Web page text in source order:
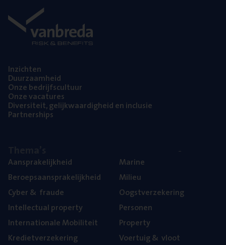
Inzich­ten
Duur­zaam­heid
Onze bedrijfs­cul­tuur
Onze vaca­tu­res
Diver­si­teit, gelijk­waar­dig­heid en inclusie
Part­ner­ships
Aan­spra­ke­lijk­heid
Beroeps­aan­spra­ke­lijk­heid
Cyber& fraude
Intel­lec­tu­al property
Inter­na­ti­o­na­le Mobiliteit
Kre­diet­ver­ze­ke­ring
Mari­ne
Mili­eu
Oogst­ver­ze­ke­ring
Per­so­nen
Pro­per­ty
Voer­tuig& vloot